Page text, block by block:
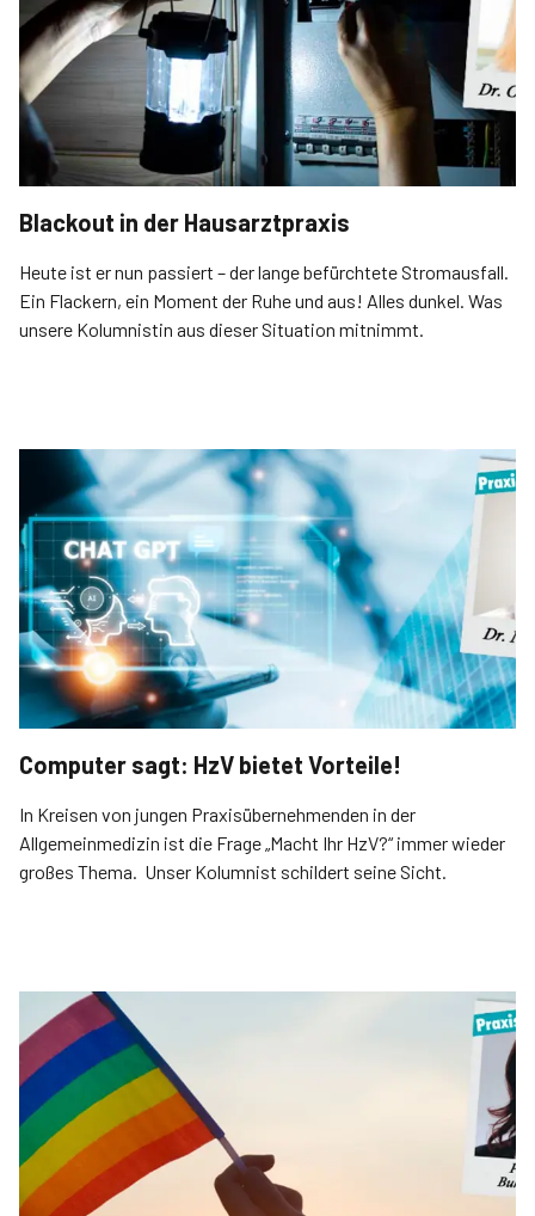
Blackout in der Hausarztpraxis
Heute ist er nun passiert – der lange befürchtete Stromausfall.
Ein Flackern, ein Moment der Ruhe und aus! Alles dunkel. Was
unsere Kolumnistin aus dieser Situation mitnimmt.
Computer sagt: HzV bietet Vorteile!
In Kreisen von jungen Praxisübernehmenden in der
Allgemeinmedizin ist die Frage „Macht Ihr HzV?“ immer wieder
großes Thema. Unser Kolumnist schildert seine Sicht.